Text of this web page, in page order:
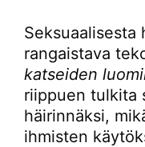
Seksuaalisesta
rangaistava
katseiden
riippuen tulkita
häirinnäksi,
ihmisten